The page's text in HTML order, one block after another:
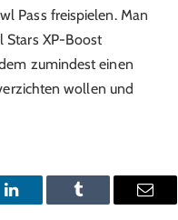
Pass freispielen. Man
Stars XP-Boost
zumindest einen
wollen und
LinkedIn Tumblr Email